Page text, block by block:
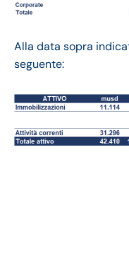
Alla data sopra
seguente: